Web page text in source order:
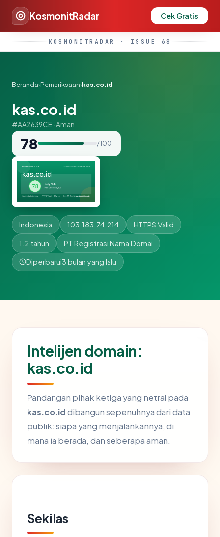
KosmonitRadar Cek Gratis
KOSMONITRADAR · ISSUE 68
Beranda›Pemeriksaan›kas.co.id
kas.co.id
#AA2639CE · Aman
78 / 100
Indonesia 103.183.74.214 HTTPS Valid
1.2 tahun PT Registrasi Nama Domai
Diperbarui3 bulan yang lalu
Intelijen domain:
kas.co.id
Pandangan pihak ketiga yang netral pada
kas.co.iddibangun sepenuhnya dari data
publik: siapa yang menjalankannya, di
mana ia berada, dan seberapa aman.
Sekilas